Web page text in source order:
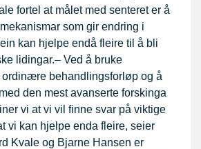
fortel at målet med senteret er å
som gir endring i
kan hjelpe endå fleire til å bli
lidingar.– Ved å bruke
ordinære behandlingsforløp og å
den mest avanserte forskinga
vi at vi vil finne svar på viktige
vi kan hjelpe enda fleire, seier
Kvale og Bjarne Hansen er